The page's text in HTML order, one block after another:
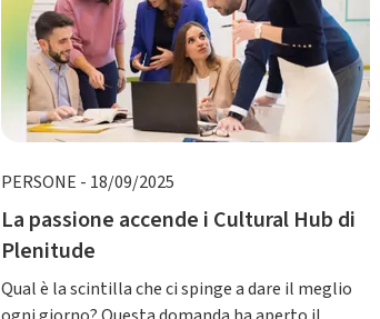
PERSONE - 18/09/2025
La passione accende i Cultural Hub di
Plenitude
Qual è la scintilla che ci spinge a dare il meglio